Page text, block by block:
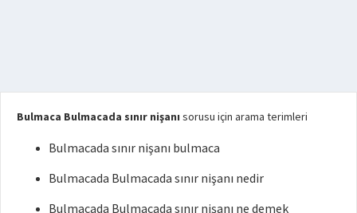
Bulmaca Bulmacada sınır nişanı sorusu için arama terimleri
Bulmacada sınır nişanı bulmaca
Bulmacada Bulmacada sınır nişanı nedir
Bulmacada Bulmacada sınır nişanı ne demek